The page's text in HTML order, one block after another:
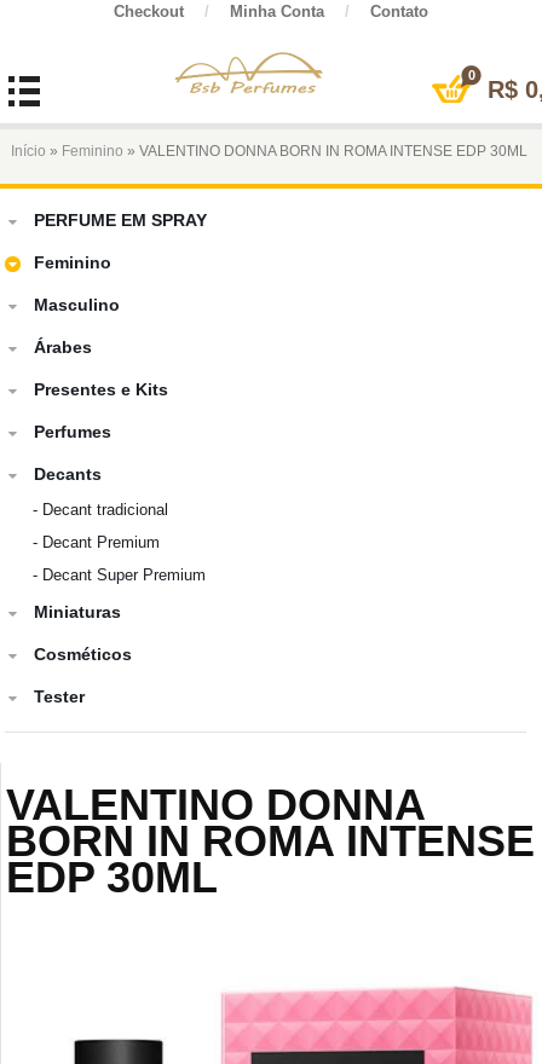
Checkout / Minha Conta / Contato
0
R$
Início » Feminino » VALENTINO DONNA BORN IN ROMA INTENSE EDP 30ML
PERFUME EM SPRAY
Feminino
Masculino
Árabes
Presentes e Kits
Perfumes
Decants
- Decant tradicional
- Decant Premium
- Decant Super Premium
Miniaturas
Cosméticos
Tester
VALENTINO DONNA
BORN IN ROMA INTENSE
EDP 30ML